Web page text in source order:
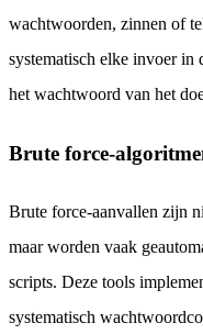
wachtwoorden, zinnen of
systematisch elke invoer in
het wachtwoord van het
Brute force-
Brute force-aanvallen zijn
maar worden vaak
scripts. Deze tools
systematisch